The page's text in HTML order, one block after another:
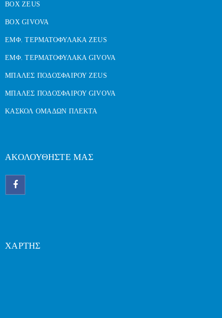
BOX ZEUS
BOX GIVOVA
ΕΜΦ. ΤΕΡΜΑΤΟΦΥΛΑΚΑ ZEUS
ΕΜΦ. ΤΕΡΜΑΤΟΦΥΛΑΚΑ GIVOVA
ΜΠΑΛΕΣ ΠΟΔΟΣΦΑΙΡΟΥ ZEUS
ΜΠΑΛΕΣ ΠΟΔΟΣΦΑΙΡΟΥ GIVOVA
ΚΑΣΚΟΛ ΟΜΑΔΩΝ ΠΛΕΚΤΑ
ΑΚΟΛΟΥΘΗΣΤΕ ΜΑΣ
ΧΑΡΤΗΣ